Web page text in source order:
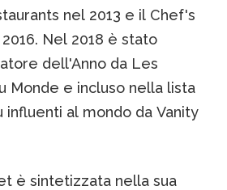
nel 2013 e il Chef's
Nel 2018 è stato
dell'Anno da Les
Monde e incluso nella lista
influenti al mondo da Vanity
è sintetizzata nella sua